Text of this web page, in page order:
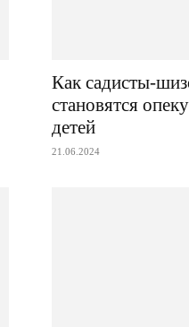
Как садисты-
становятся
детей
21.06.2024